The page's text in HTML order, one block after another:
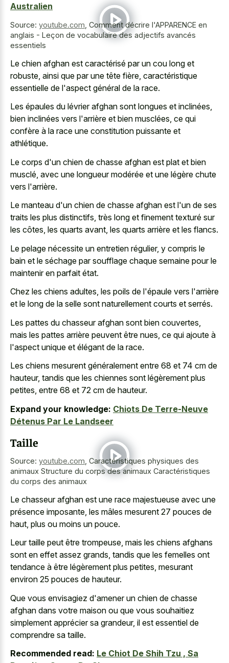
Australien
Source: youtube.com Comment décrire l'APPARENCE en
anglais - Leçon de vocabulaire des adjectifs avancés
essentiels
Le chien afghan est caractérisé par un cou long et
robuste, ainsi que par une tête fière, caractéristique
essentielle de l'aspect général de la race.
Les épaules du lévrier afghan sont longues et inclinées,
bien inclinées vers l'arrière et bien musclées, ce qui
confère à la race une constitution puissante et
athlétique.
Le corps d'un chien de chasse afghan est plat et bien
musclé, avec une longueur modérée et une légère chute
vers l'arrière.
Le manteau d'un chien de chasse afghan est l'un de ses
traits les plus distinctifs, très long et finement texturé sur
les côtes, les quarts avant, les quarts arrière et les flancs.
Le pelage nécessite un entretien régulier, y compris le
bain et le séchage par soufflage chaque semaine pour le
maintenir en parfait état.
Chez les chiens adultes, les poils de l'épaule vers l'arrière
et le long de la selle sont naturellement courts et serrés.
Les pattes du chasseur afghan sont bien couvertes,
mais les pattes arrière peuvent être nues, ce qui ajoute à
l'aspect unique et élégant de la race.
Les chiens mesurent généralement entre 68 et 74 cm de
hauteur, tandis que les chiennes sont légèrement plus
petites, entre 68 et 72 cm de hauteur.
Expand your knowledge: Chiots De Terre-Neuve
Détenus Par Le Landseer
Taille
Source: youtube.com Caractéristiques physiques des
animaux Structure du corps des animaux Caractéristiques
du corps des animaux
Le chasseur afghan est une race majestueuse avec une
présence imposante, les mâles mesurent 27 pouces de
haut, plus ou moins un pouce.
Leur taille peut être trompeuse, mais les chiens afghans
sont en effet assez grands, tandis que les femelles ont
tendance à être légèrement plus petites, mesurant
environ 25 pouces de hauteur.
Que vous envisagiez d'amener un chien de chasse
afghan dans votre maison ou que vous souhaitiez
simplement apprécier sa grandeur, il est essentiel de
comprendre sa taille.
Recommended read: Le Chiot De Shih Tzu , Sa